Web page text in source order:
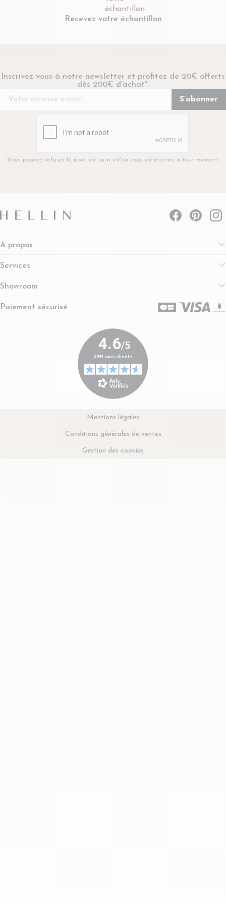
Recevez votre échantillon
Inscrivez-vous à notre newsletter et profitez de 20€ offerts
dès 200€ d'achat*.
Vous pouvez refuser le pixel de suivi et/ou vous désinscrire à tout moment.
A propos
Services
Showroom
Paiement sécurisé
Mentions légales
Conditions générales de ventes
Gestion des cookies